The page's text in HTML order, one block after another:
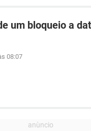
um bloqueio a
08:07